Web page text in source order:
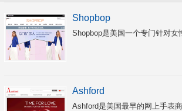
Shopbop
Shopbop是美国一个专门针对
Ashford
Ashford是美国最早的网上手表